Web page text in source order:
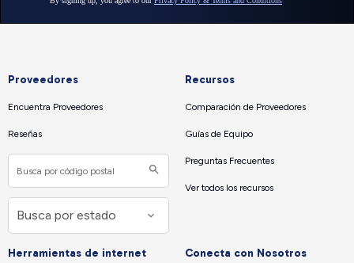
Proveedores
Encuentra Proveedores
Reseñas
Recursos
Comparación de Proveedores
Guías de Equipo
Preguntas Frecuentes
Ver todos los recursos
Herramientas de internet Conecta con Nosotros